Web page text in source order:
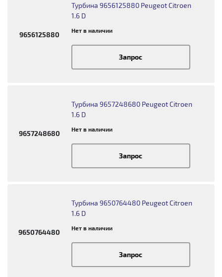
9656125880
Турбина 9656125880 Peugeot Citroen
1.6 D
Нет в наличии
Запрос
9657248680
Турбина 9657248680 Peugeot Citroen
1.6 D
Нет в наличии
Запрос
9650764480
Турбина 9650764480 Peugeot Citroen
1.6 D
Нет в наличии
Запрос